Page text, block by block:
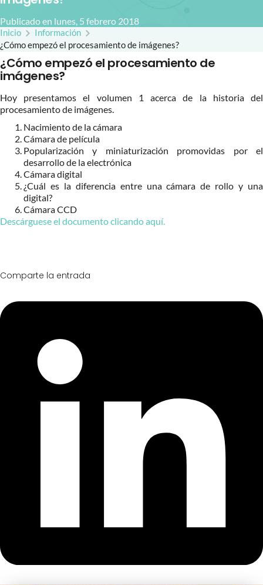
Publicado en lunes, 5 febrero 2018
Inicio
Información
¿Cómo empezó el procesamiento de imágenes?
¿Cómo empezó el procesamiento de
imágenes?
Hoy presentamos el volumen 1 acerca de la historia del
procesamiento de imágenes.
Nacimiento de la cámara
Cámara de película
Popularización y miniaturización promovidas por el
desarrollo de la electrónica
Cámara digital
¿Cuál es la diferencia entre una cámara de rollo y una
digital?
Cámara CCD
Descárguese el documento clicando aquí.
Comparte la entrada